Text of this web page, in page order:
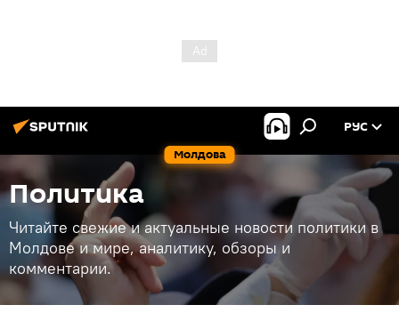
Молдова
РУС
Политика
Читайте свежие и актуальные новости политики в
Молдове и мире, аналитику, обзоры и
комментарии.